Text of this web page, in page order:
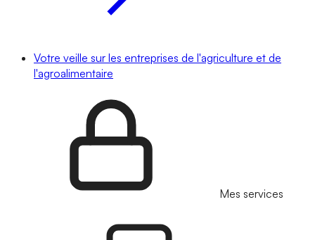
Votre veille sur les entreprises de l'agriculture et de
l'agroalimentaire
Mes services